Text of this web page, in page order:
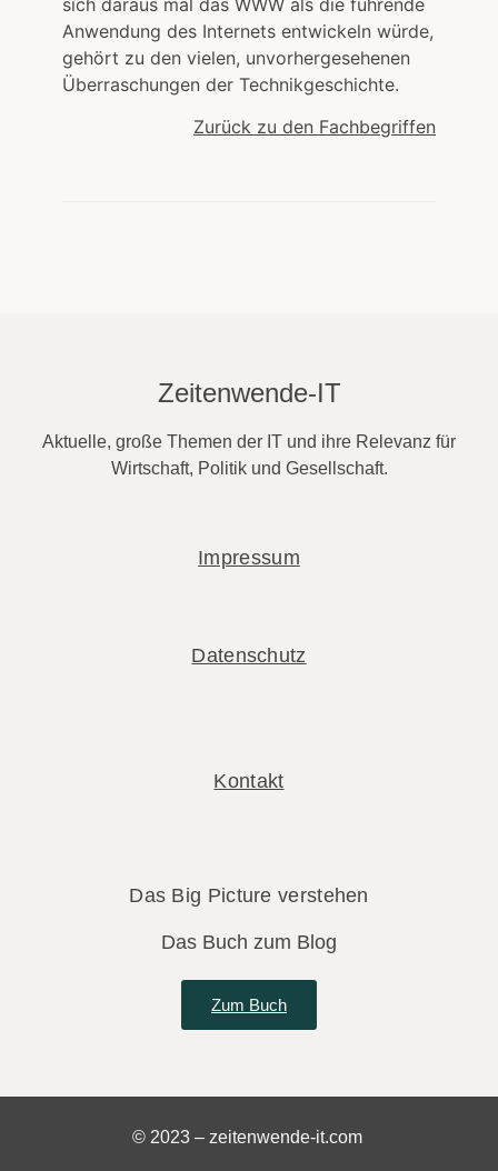
sich daraus mal das WWW als die führende
Anwendung des Internets entwickeln würde,
gehört zu den vielen, unvorhergesehenen
Überraschungen der Technikgeschichte.
Zurück zu den Fachbegriffen
Zeitenwende-IT
Aktuelle, große Themen der IT und ihre Relevanz für
Wirtschaft, Politik und Gesellschaft.
Impressum
Datenschutz
Kontakt
Das Big Picture verstehen
Das Buch zum Blog
Zum Buch
© 2023 – zeitenwende-it.com